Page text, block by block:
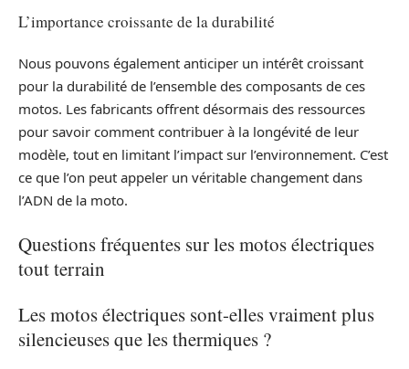
L’importance croissante de la durabilité
Nous pouvons également anticiper un intérêt croissant
pour la durabilité de l’ensemble des composants de ces
motos. Les fabricants offrent désormais des ressources
pour savoir comment contribuer à la longévité de leur
modèle, tout en limitant l’impact sur l’environnement. C’est
ce que l’on peut appeler un véritable changement dans
l’ADN de la moto.
Questions fréquentes sur les motos électriques
tout terrain
Les motos électriques sont-elles vraiment plus
silencieuses que les thermiques ?